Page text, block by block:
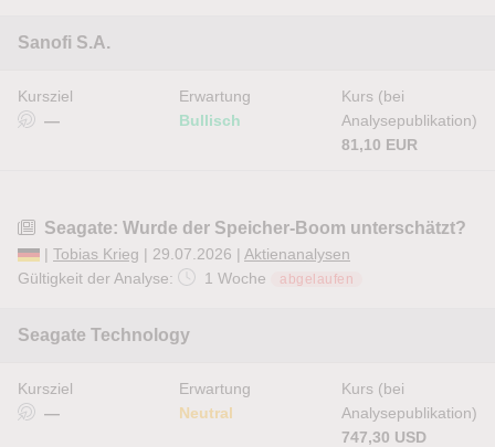
Sanofi S.A.
Kursziel
—
Erwartung
Bullisch
Kurs (bei
Analysepublikation)
81,10 EUR
Seagate: Wurde der Speicher-Boom unterschätzt?
| Tobias Krieg | 29.07.2026 | Aktienanalysen
Gültigkeit der Analyse:
1 Woche abgelaufen
Seagate Technology
Kursziel
—
Erwartung
Neutral
Kurs (bei
Analysepublikation)
747,30 USD